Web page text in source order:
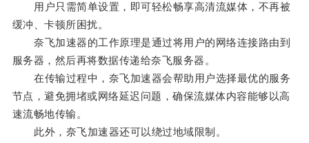
用户只需简单设置，即可轻松畅享高清流媒体，不再被
缓冲、卡顿所困扰。
奈飞加速器的工作原理是通过将用户的网络连接路由到
服务器，然后再将数据传递给奈飞服务器。
在传输过程中，奈飞加速器会帮助用户选择最优的服务
节点，避免拥堵或网络延迟问题，确保流媒体内容能够以高
速流畅地传输。
此外，奈飞加速器还可以绕过地域限制。